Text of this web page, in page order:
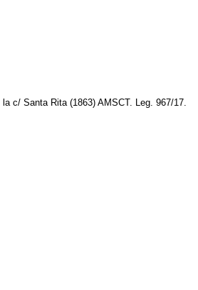
c/ Santa Rita (1863) AMSCT. Leg. 967/17.